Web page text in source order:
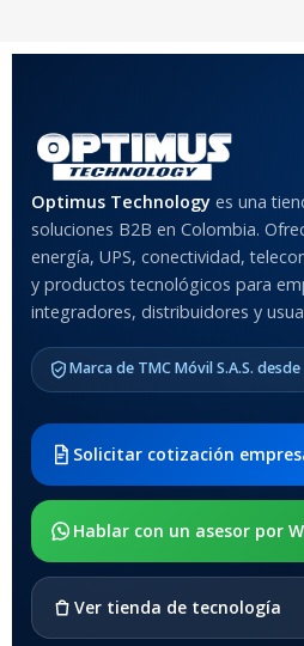
Optimus Technology es una
soluciones B2B en Colombia.
energía, UPS, conectividad,
y productos tecnológicos para
integradores, distribuidores y
Marca de TMC Móvil S.A.S.
Solicitar cotización
Hablar con un asesor por
Ver tienda de tecnología